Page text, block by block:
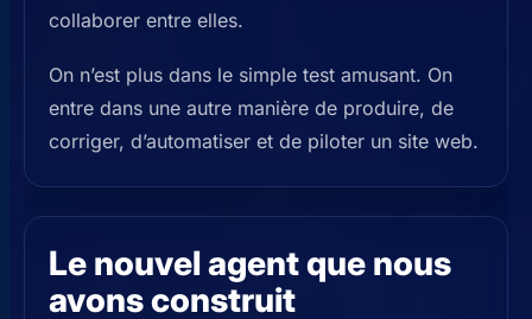
collaborer entre elles.
On n’est plus dans le simple test amusant. On
entre dans une autre manière de produire, de
corriger, d’automatiser et de piloter un site web.
Le nouvel agent que nous
avons construit